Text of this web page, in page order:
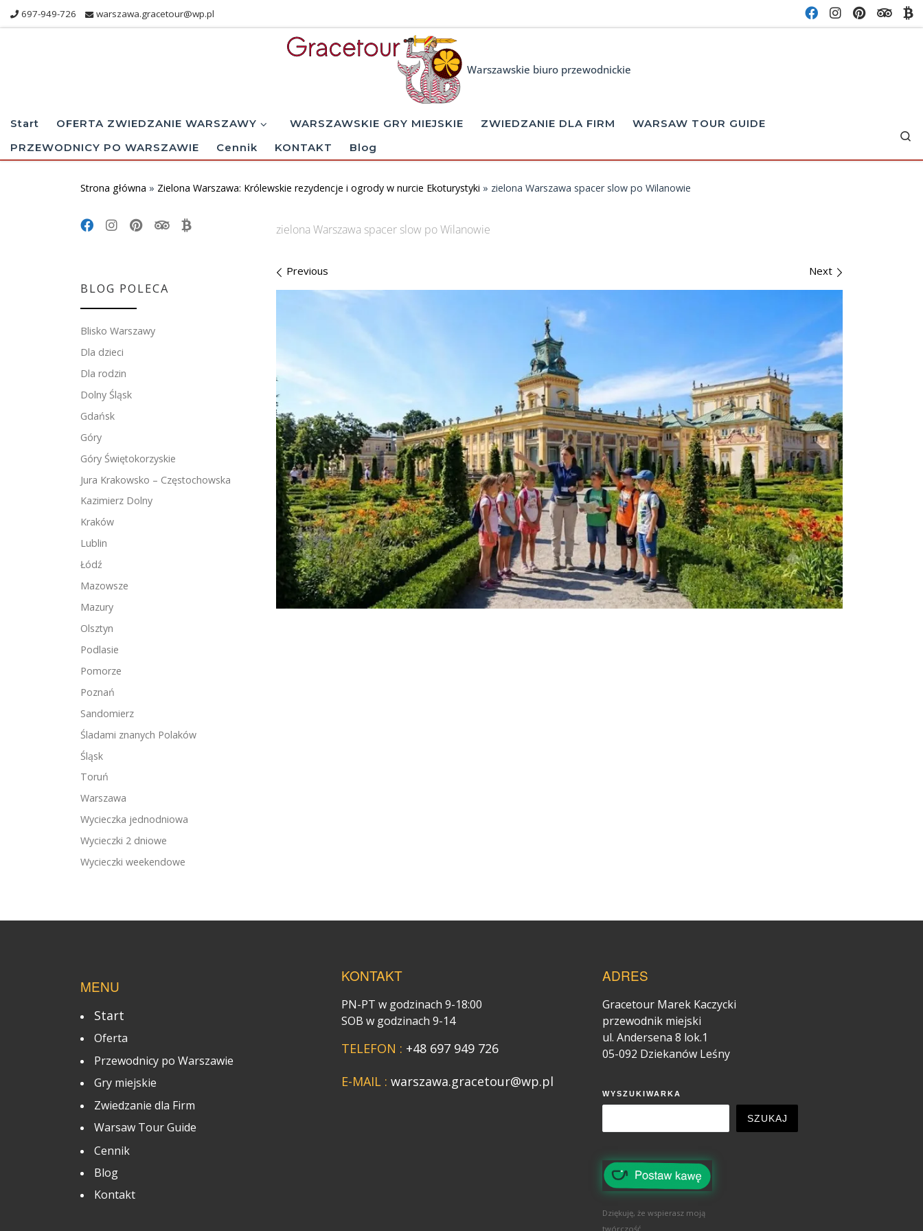
Skip to content
697-949-726 warszawa.gracetour@wp.pl
Warszawskie biuro przewodnickie
Start OFERTA ZWIEDZANIE WARSZAWY WARSZAWSKIE GRY MIEJSKIE ZWIEDZANIE DLA FIRM
WARSAW TOUR GUIDE
PRZEWODNICY PO WARSZAWIE
Cennik KONTAKT Blog
Strona główna » Zielona Warszawa: Królewskie rezydencje i ogrody w nurcie Ekoturystyki » zielona Warszawa spacer slow po Wilanowie
zielona Warszawa spacer slow po Wilanowie
Images navigation
Previous Next
BLOG POLECA
Blisko Warszawy
Dla dzieci
Dla rodzin
Dolny Śląsk
Gdańsk
Góry
Góry Świętokorzyskie
Jura Krakowsko – Częstochowska
Kazimierz Dolny
Kraków
Lublin
Łódź
Mazowsze
Mazury
Olsztyn
Podlasie
Pomorze
Poznań
Sandomierz
Śladami znanych Polaków
Śląsk
Toruń
Warszawa
Wycieczka jednodniowa
Wycieczki 2 dniowe
Wycieczki weekendowe
MENU
Start
Oferta
Przewodnicy po Warszawie
Gry miejskie
Zwiedzanie dla Firm
Warsaw Tour Guide
Cennik
Blog
Kontakt
KONTAKT
PN-PT w godzinach 9-18:00
SOB w godzinach 9-14
TELEFON : +48 697 949 726
E-MAIL : warszawa.gracetour@wp.pl
ADRES
Gracetour Marek Kaczycki
przewodnik miejski
ul. Andersena 8 lok.1
05-092 Dziekanów Leśny
WYSZUKIWARKA
SZUKAJ
Dziękuję, że wspierasz moją
twórczość